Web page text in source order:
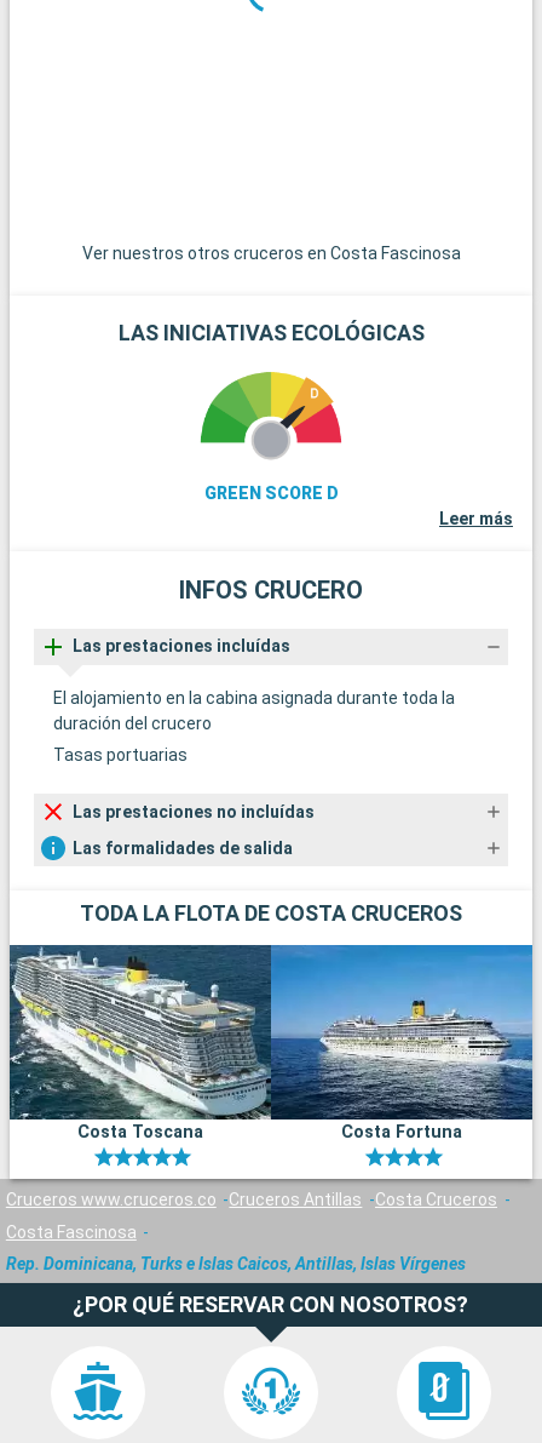
La isla Saona, situada al sureste, es un destino imprescindible
Ver nuestros otros cruceros en Costa Fascinosa
LAS INICIATIVAS ECOLÓGICAS
GREEN SCORE D
Leer más
INFOS CRUCERO
Las prestaciones incluídas
El alojamiento en la cabina asignada durante toda la
duración del crucero
Tasas portuarias
Las prestaciones no incluídas
Las formalidades de salida
TODA LA FLOTA DE COSTA CRUCEROS
Costa Toscana Costa Fortuna
Cruceros www.cruceros.co Cruceros Antillas
Costa Cruceros
Costa Fascinosa
Rep. Dominicana, Turks e Islas Caicos, Antillas, Islas Vírgenes
¿POR QUÉ RESERVAR CON NOSOTROS?